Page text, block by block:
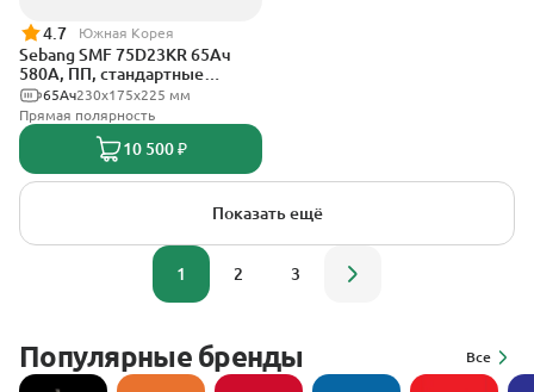
4.7 Южная Корея
Sebang SMF 75D23KR 65Ач
580А, ПП, стандартные
клеммы230х175х225 мм
65Ач
Прямая полярность
10 500 ₽
Показать ещё
1 2 3
Популярные бренды Все